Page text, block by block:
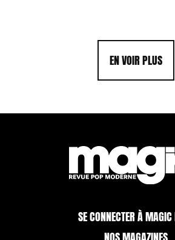
EN VOIR PLUS
SE CONNECTER À